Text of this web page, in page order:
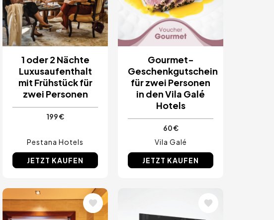
1 oder 2 Nächte
Luxusaufenthalt
mit Frühstück für
zwei Personen
199 €
Pestana Hotels
JETZT KAUFEN
Gourmet-
Geschenkgutschein
für zwei Personen
in den Vila Galé
Hotels
60 €
Vila Galé
JETZT KAUFEN
Bild